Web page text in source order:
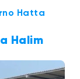
Hatta
Halim